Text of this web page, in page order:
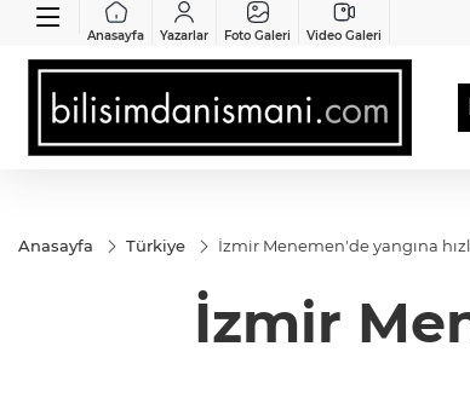
Anasayfa Yazarlar Foto Galeri Video Galeri
Anasayfa Türkiye İzmir Menemen'de yangına
İzmir